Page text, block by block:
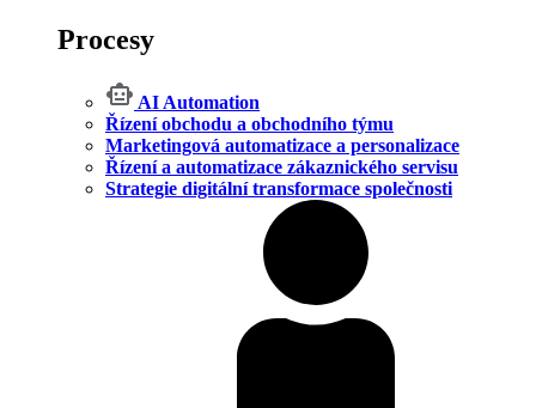
Procesy
AI Automation
Řízení obchodu a obchodního týmu
Marketingová automatizace a personalizace
Řízení a automatizace zákaznického servisu
Strategie digitální transformace společnosti